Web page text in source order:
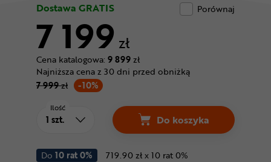
Dostawa GRATIS Porównaj
7 199 zł
Cena katalogowa: 9 899zł
-10%
Najniższa cena z 30 dni przed obniżką
7 999zł
Do 10 rat 0%
719.90 zł x 10 rat 0%
Ilość
Do koszyka